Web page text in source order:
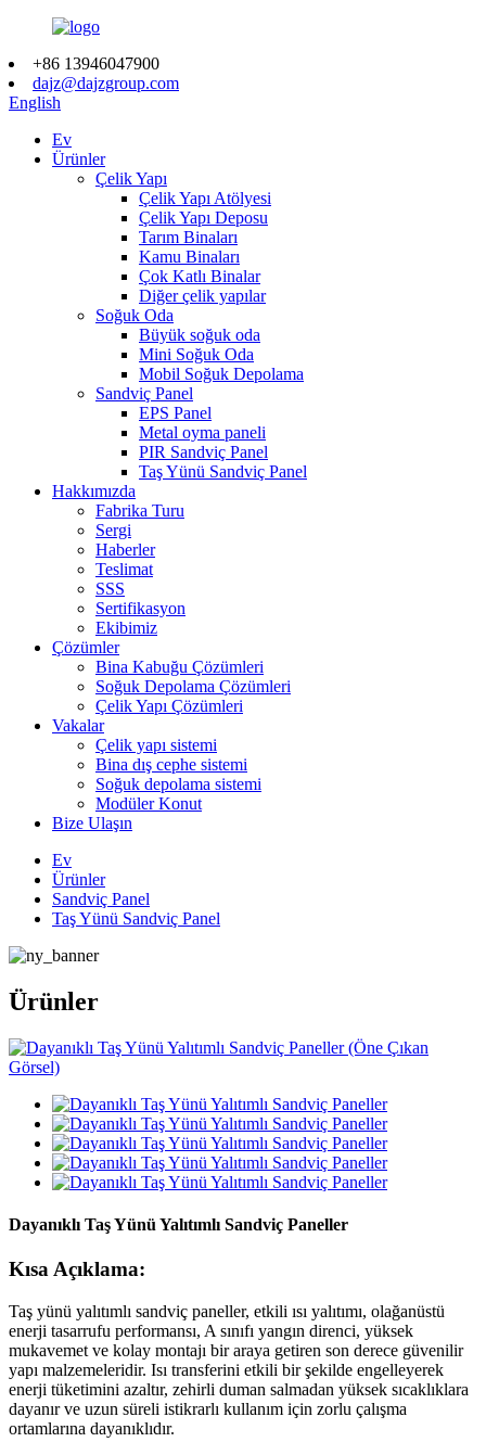
+86 13946047900
dajz@dajzgroup.com
English
Ev
Ürünler
Çelik Yapı
Çelik Yapı Atölyesi
Çelik Yapı Deposu
Tarım Binaları
Kamu Binaları
Çok Katlı Binalar
Diğer çelik yapılar
Soğuk Oda
Büyük soğuk oda
Mini Soğuk Oda
Mobil Soğuk Depolama
Sandviç Panel
EPS Panel
Metal oyma paneli
PIR Sandviç Panel
Taş Yünü Sandviç Panel
Hakkımızda
Fabrika Turu
Sergi
Haberler
Teslimat
SSS
Sertifikasyon
Ekibimiz
Çözümler
Bina Kabuğu Çözümleri
Soğuk Depolama Çözümleri
Çelik Yapı Çözümleri
Vakalar
Çelik yapı sistemi
Bina dış cephe sistemi
Soğuk depolama sistemi
Modüler Konut
Bize Ulaşın
Ev
Ürünler
Sandviç Panel
Taş Yünü Sandviç Panel
Ürünler
Dayanıklı Taş Yünü Yalıtımlı Sandviç Paneller
Kısa Açıklama:
Taş yünü yalıtımlı sandviç paneller, etkili ısı yalıtımı, olağanüstü
enerji tasarrufu performansı, A sınıfı yangın direnci, yüksek
mukavemet ve kolay montajı bir araya getiren son derece güvenilir
yapı malzemeleridir. Isı transferini etkili bir şekilde engelleyerek
enerji tüketimini azaltır, zehirli duman salmadan yüksek sıcaklıklara
dayanır ve uzun süreli istikrarlı kullanım için zorlu çalışma
ortamlarına dayanıklıdır.